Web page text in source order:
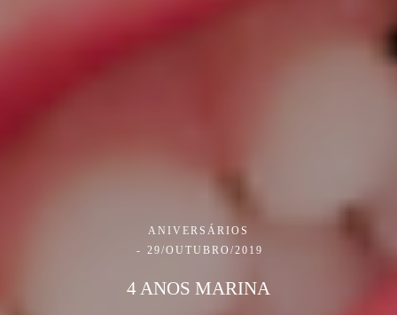
ANIVERSÁRIOS
29/OUTUBRO/2019
4 ANOS MARINA